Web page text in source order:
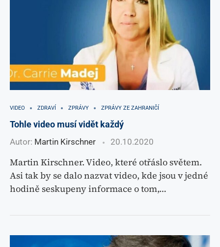
VIDEO ZDRAVÍ ZPRÁVY ZPRÁVY ZE ZAHRANIČÍ
Tohle video musí vidět každý
Autor: Martin Kirschner 20.10.2020
Martin Kirschner. Video, které otřáslo světem.
Asi tak by se dalo nazvat video, kde jsou v jedné
hodině seskupeny informace o tom,…